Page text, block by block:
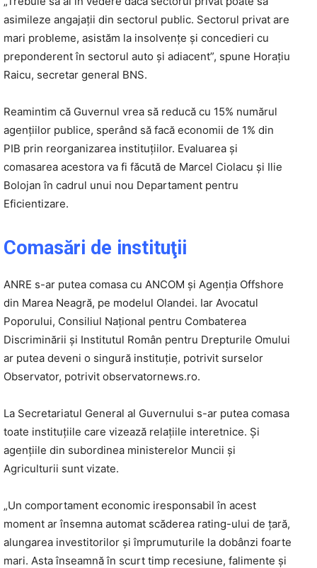
asimileze angajaţii din sectorul public. Sectorul privat are
mari probleme, asistăm la insolvenţe şi concedieri cu
preponderent în sectorul auto şi adiacent”, spune Horaţiu
Raicu, secretar general BNS.
Reamintim că Guvernul vrea să reducă cu 15% numărul
agențiilor publice, sperând să facă economii de 1% din
PIB prin reorganizarea instituţiilor. Evaluarea și
comasarea acestora va fi făcută de Marcel Ciolacu şi Ilie
Bolojan în cadrul unui nou Departament pentru
Eficientizare.
Comasări de instituţii
ANRE s-ar putea comasa cu ANCOM şi Agenţia Offshore
din Marea Neagră, pe modelul Olandei. Iar Avocatul
Poporului, Consiliul Naţional pentru Combaterea
Discriminării şi Institutul Român pentru Drepturile Omului
ar putea deveni o singură instituţie, potrivit surselor
Observator, potrivit observatornews.ro.
La Secretariatul General al Guvernului s-ar putea comasa
toate instituţiile care vizează relaţiile interetnice. Şi
agenţiile din subordinea ministerelor Muncii şi
Agriculturii sunt vizate.
„Un comportament economic iresponsabil în acest
moment ar însemna automat scăderea rating-ului de țară,
alungarea investitorilor și împrumuturile la dobânzi foarte
mari. Asta înseamnă în scurt timp recesiune, falimente și